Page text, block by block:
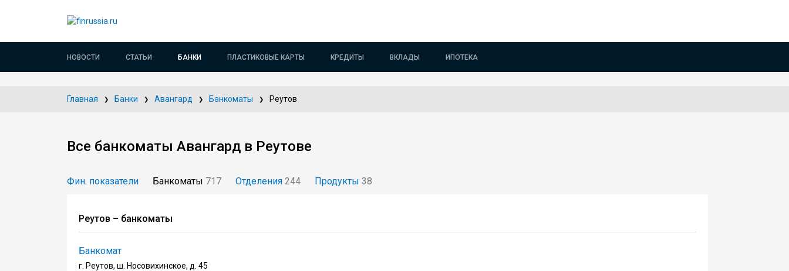
НОВОСТИ СТАТЬИ БАНКИ ПЛАСТИКОВЫЕ КАРТЫ КРЕДИТЫ ВКЛАДЫ ИПОТЕКА
Главная Банки Авангард Банкоматы Реутов
Все банкоматы Авангард в Реутове
Фин. показатели Банкоматы 717 Отделения 244 Продукты 38
Реутов – банкоматы
Банкомат
г. Реутов, ш. Носовихинское, д. 45